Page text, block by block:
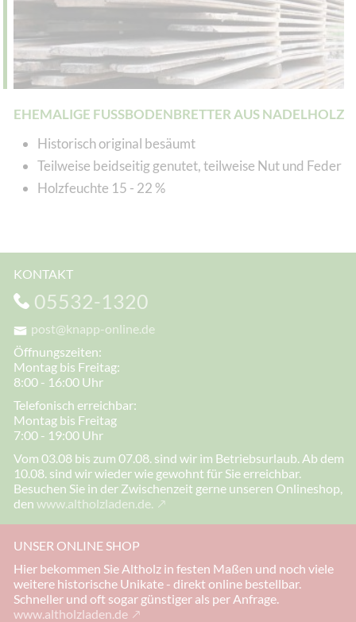
EHEMALIGE FUSSBODENBRETTER AUS NADELHOLZ
Historisch original besäumt
Teilweise beidseitig genutet, teilweise Nut und Feder
Holzfeuchte 15 - 22 %
KONTAKT
05532-1320
post@knapp-online.de
Öffnungszeiten:
Montag bis Freitag:
8:00 - 16:00 Uhr
Telefonisch erreichbar:
Montag bis Freitag
7:00 - 19:00 Uhr
Vom 03.08 bis zum 07.08. sind wir im Betriebsurlaub. Ab dem
10.08. sind wir wieder wie gewohnt für Sie erreichbar.
Besuchen Sie in der Zwischenzeit gerne unseren Onlineshop,
den www.altholzladen.de.
UNSER ONLINE SHOP
Hier bekommen Sie Altholz in festen Maßen und noch viele
weitere historische Unikate - direkt online bestellbar.
Schneller und oft sogar günstiger als per Anfrage.
www.altholzladen.de